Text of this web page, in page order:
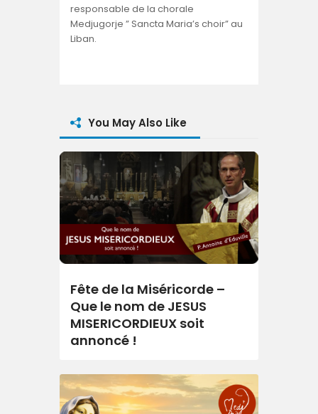
responsable de la chorale
Medjugorje ” Sancta Maria’s choir” au
Liban.
You May Also Like
Fête de la Miséricorde –
Que le nom de JESUS
MISERICORDIEUX soit
annoncé !